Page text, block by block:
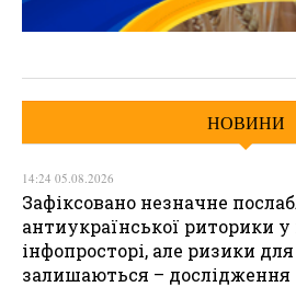
НОВИНИ
14:24 05.08.2026
Зафіксовано незначне
антиукраїнської риторики
інфопросторі, але ризики
залишаються – дослідження